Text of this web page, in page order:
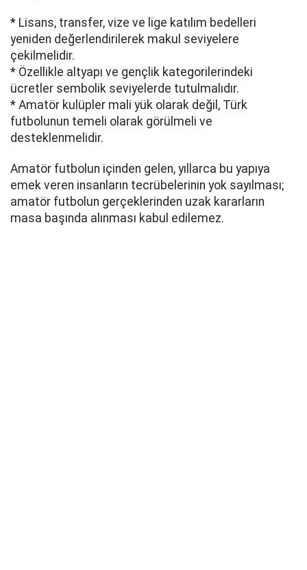
* Lisans, transfer, vize ve lige katılım bedelleri
yeniden değerlendirilerek makul seviyelere
çekilmelidir.
* Özellikle altyapı ve gençlik kategorilerindeki
ücretler sembolik seviyelerde tutulmalıdır.
* Amatör kulüpler mali yük olarak değil, Türk
futbolunun temeli olarak görülmeli ve
desteklenmelidir.
Amatör futbolun içinden gelen, yıllarca bu yapıya
emek veren insanların tecrübelerinin yok sayılması;
amatör futbolun gerçeklerinden uzak kararların
masa başında alınması kabul edilemez.